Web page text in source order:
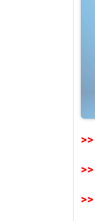
>>
>>
>>